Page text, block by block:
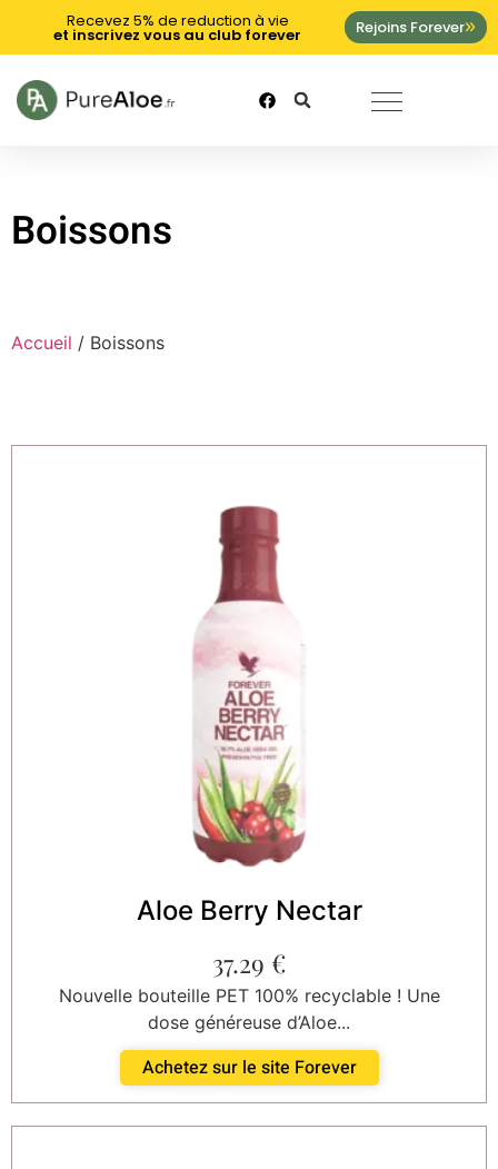
Recevez 5% de reduction à vie
et inscrivez vous au club forever Rejoins Forever
Boissons
Accueil / Boissons
Aloe Berry Nectar
37.29 €
Nouvelle bouteille PET 100% recyclable ! Une
dose généreuse d’Aloe...
Achetez sur le site Forever